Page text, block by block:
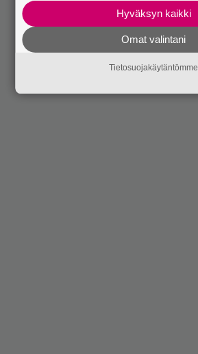
Hyväksyn kaikki
Omat valintani
Tietosuojakäytäntömme